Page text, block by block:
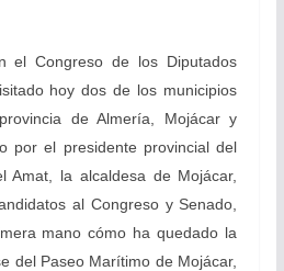
el Congreso de los Diputados
hoy dos de los municipios
de Almería, Mojácar y
por el presidente provincial del
Amat, la alcaldesa de Mojácar,
al Congreso y Senado,
mano cómo ha quedado la
del Paseo Marítimo de Mojácar,